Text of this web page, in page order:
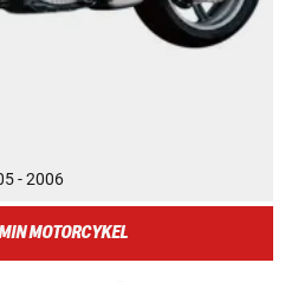
- 2006
MOTORCYKEL